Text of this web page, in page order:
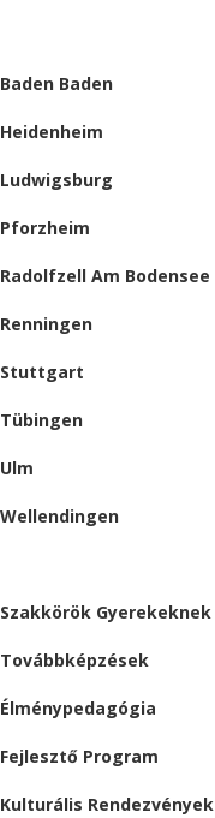
Baden Baden
Heidenheim
Ludwigsburg
Pforzheim
Radolfzell Am Bodensee
Renningen
Stuttgart
Tübingen
Ulm
Wellendingen
Szakkörök Gyerekeknek
Továbbképzések
Élménypedagógia
Fejlesztő Program
Kulturális Rendezvények